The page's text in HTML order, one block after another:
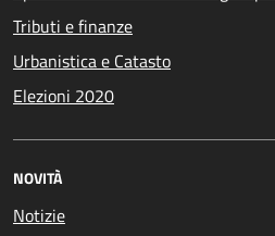
Tributi e finanze
Urbanistica e Catasto
Elezioni 2020
NOVITÀ
Notizie